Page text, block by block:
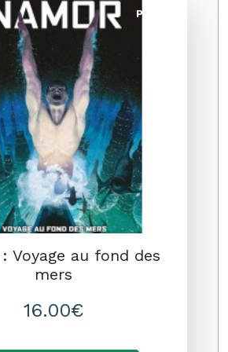
Promo
Voyage au fond des
mers
16.00€